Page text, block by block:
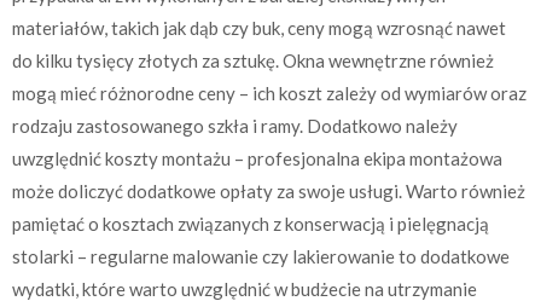
materiałów, takich jak dąb czy buk, ceny mogą wzrosnąć nawet
do kilku tysięcy złotych za sztukę. Okna wewnętrzne również
mogą mieć różnorodne ceny – ich koszt zależy od wymiarów oraz
rodzaju zastosowanego szkła i ramy. Dodatkowo należy
uwzględnić koszty montażu – profesjonalna ekipa montażowa
może doliczyć dodatkowe opłaty za swoje usługi. Warto również
pamiętać o kosztach związanych z konserwacją i pielęgnacją
stolarki – regularne malowanie czy lakierowanie to dodatkowe
wydatki, które warto uwzględnić w budżecie na utrzymanie